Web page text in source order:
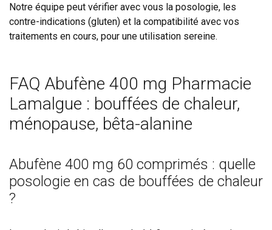
Notre équipe peut vérifier avec vous la posologie, les
contre-indications (gluten) et la compatibilité avec vos
traitements en cours, pour une utilisation sereine.
FAQ Abufène 400 mg Pharmacie
Lamalgue : bouffées de chaleur,
ménopause, bêta-alanine
Abufène 400 mg 60 comprimés : quelle
posologie en cas de bouffées de chaleur
?